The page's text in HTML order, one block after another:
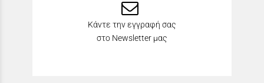
Κάντε την εγγραφή σας
στο Newsletter μας